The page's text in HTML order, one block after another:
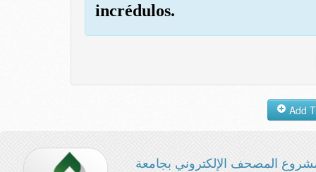
incrédulos.
المصحف الإلكتروني بجامعة